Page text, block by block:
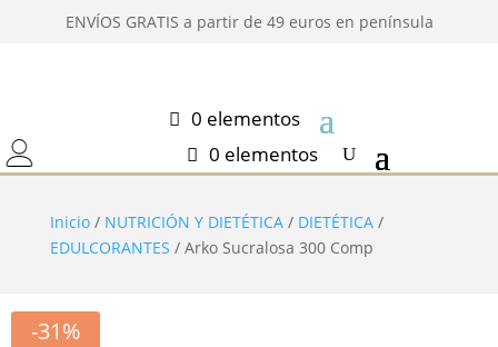
ENVÍOS GRATIS a partir de 49 euros en península
0 elementos
0 elementos
Inicio/ NUTRICIÓN Y DIETÉTICA/ DIETÉTICA/
EDULCORANTES / Arko Sucralosa 300 Comp
-31%